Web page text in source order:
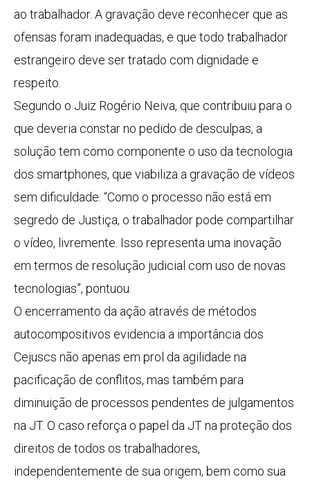
ao trabalhador. A gravação deve reconhecer que as
ofensas foram inadequadas, e que todo trabalhador
estrangeiro deve ser tratado com dignidade e
respeito.
Segundo o Juiz Rogério Neiva, que contribuiu para o
que deveria constar no pedido de desculpas, a
solução tem como componente o uso da tecnologia
dos smartphones, que viabiliza a gravação de vídeos
sem dificuldade. “Como o processo não está em
segredo de Justiça, o trabalhador pode compartilhar
o vídeo, livremente. Isso representa uma inovação
em termos de resolução judicial com uso de novas
tecnologias”, pontuou.
O encerramento da ação através de métodos
autocompositivos evidencia a importância dos
Cejuscs não apenas em prol da agilidade na
pacificação de conflitos, mas também para
diminuição de processos pendentes de julgamentos
na JT. O caso reforça o papel da JT na proteção dos
direitos de todos os trabalhadores,
independentemente de sua origem, bem como sua